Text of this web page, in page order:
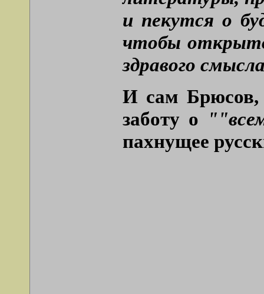
и пекутся о
чтобы
здравого
И сам Брюсов,
заботу о
пахнущее